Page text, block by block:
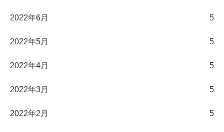
2022年6月 5
2022年5月 5
2022年4月 5
2022年3月 5
2022年2月 5